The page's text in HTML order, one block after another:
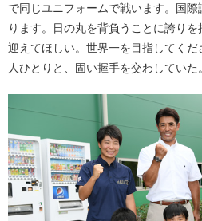
で同じユニフォームで戦います。国際
ります。日の丸を背負うことに誇り
迎えてほしい。世界一を目指してく
人ひとりと、固い握手を交わしていた。